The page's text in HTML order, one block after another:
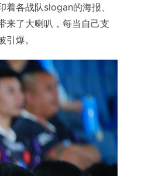
各战队slogan的海报、
来了大喇叭，每当自己支
爆。